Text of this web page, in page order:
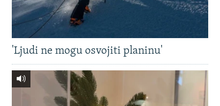
'Ljudi ne mogu osvojiti planinu'